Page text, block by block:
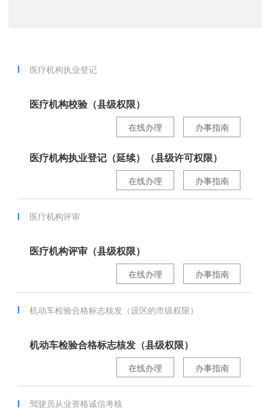
医疗机构执业登记
医疗机构校验（县级权限）
办事指南
在线办理
医疗机构执业登记（延续）（县级许可权限）
办事指南
在线办理
医疗机构评审
医疗机构评审（县级权限）
办事指南
在线办理
机动车检验合格标志核发（设区的市级权限）
机动车检验合格标志核发（县级权限）
办事指南
在线办理
驾驶员从业资格诚信考核